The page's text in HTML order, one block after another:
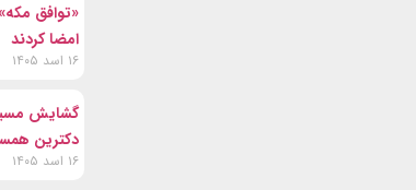
«توافق
امضا کردند
۱۶ اسد ۱۴۰۵
گشایش
دکترین
۱۶ اسد ۱۴۰۵